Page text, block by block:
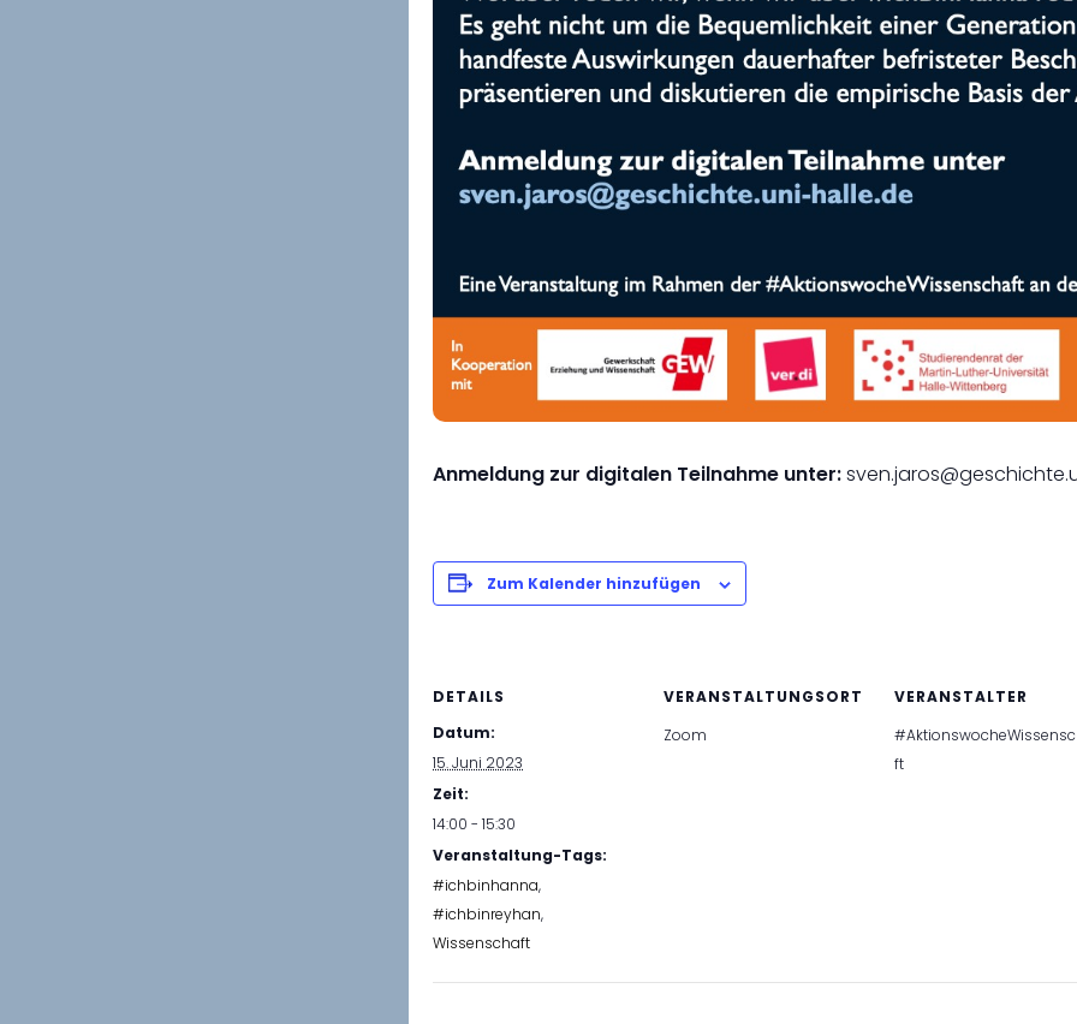
Anmeldung zur digitalen Teilnahme unter:
Zum Kalender hinzufügen
DETAILS
Datum:
15. Juni 2023
Zeit:
14:00 - 15:30
Veranstaltung-Tags:
#ichbinhanna,
#ichbinreyhan,
Wissenschaft
VERANSTALTUNGSORT
Zoom
VERANSTALTER
ft